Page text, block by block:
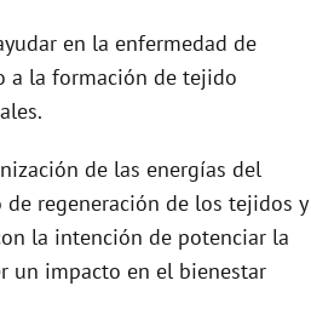
en la enfermedad de
a la formación de tejido
de las energías del
regeneración de los tejidos y
la intención de potenciar la
un impacto en el bienestar